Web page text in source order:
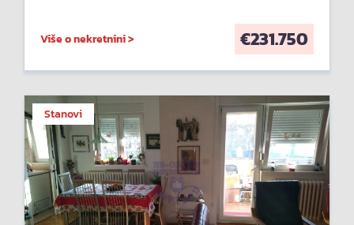
Više o nekretnini > €231.750
Stanovi